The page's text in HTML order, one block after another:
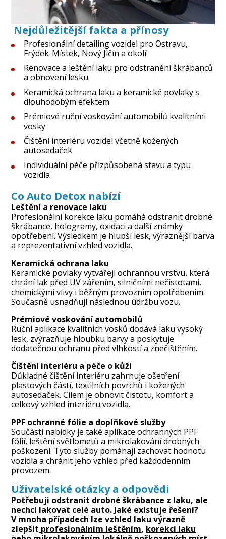
Nejdůležitější fakta a přínosy
Profesionální detailing vozidel pro Ostravu,
Frýdek-Místek, Nový Jičín a okolí
Renovace a leštění laku pro odstranění škrábanců
a obnovení lesku
Keramická ochrana laku a keramické povlaky s
dlouhodobým efektem
Prémiové ruční voskování automobilů kvalitními
vosky
Čištění interiéru vozidel včetně kožených
autosedaček
Individuální péče přizpůsobená stavu a typu
vozidla
Co Auto Detox nabízí
Leštění a renovace laku
Profesionální korekce laku pomáhá odstranit drobné
škrábance, hologramy, oxidaci a další známky
opotřebení. Výsledkem je hlubší lesk, výraznější barva
a reprezentativní vzhled vozidla.
Keramická ochrana laku
Keramické povlaky vytvářejí ochrannou vrstvu, která
chrání lak před UV zářením, silničními nečistotami,
chemickými vlivy i běžným provozním opotřebením.
Současně usnadňují následnou údržbu vozu.
Prémiové voskování automobilů
Ruční aplikace kvalitních vosků dodává laku vysoký
lesk, zvýrazňuje hloubku barvy a poskytuje
dodatečnou ochranu před vlhkostí a znečištěním.
Čištění interiéru a péče o kůži
Důkladné čištění interiéru zahrnuje ošetření
plastových částí, textilních povrchů i kožených
autosedaček. Cílem je obnovit čistotu, komfort a
celkový vzhled interiéru vozidla.
PPF ochranné fólie a doplňkové služby
Součástí nabídky je také aplikace ochranných PPF
fólií, leštění světlometů a mikrolakování drobných
poškození. Tyto služby pomáhají zachovat hodnotu
vozidla a chránit jeho vzhled před každodenním
provozem.
Uživatelské otázky a odpovědi
Potřebuji odstranit drobné škrábance z laku, ale
nechci lakovat celé auto. Jaké existuje řešení?
V mnoha případech lze vzhled laku výrazně
zlepšit profesionálním leštěním, korekcí laku